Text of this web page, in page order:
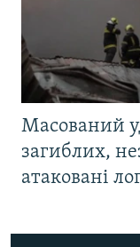
Масований
загиблих,
атаковані